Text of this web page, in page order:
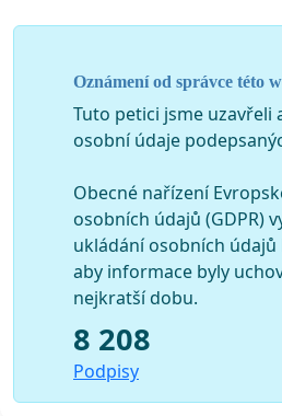
Oznámení od správce této
Tuto petici jsme uzavřeli
osobní údaje
Obecné nařízení
osobních údajů (GDPR)
ukládání osobních
aby informace byly
nejkratší dobu.
8 208
Podpisy